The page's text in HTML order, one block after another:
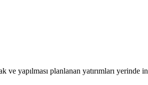
yapılması planlanan yatırımları yerinde